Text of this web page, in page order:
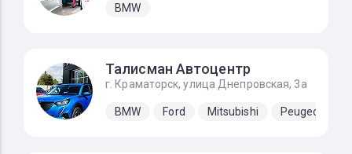
BMW
Талисман Автоцентр
г. Краматорск, улица Днепровская, 3а
BMW Ford Mitsubishi Peugeot